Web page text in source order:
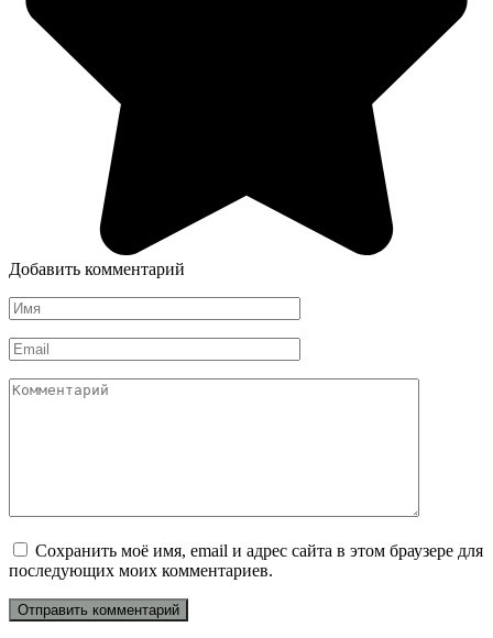
Добавить комментарий
Имя
*
Email
*
Комментарий
Сохранить моё имя, email и адрес сайта в этом браузере для
последующих моих комментариев.